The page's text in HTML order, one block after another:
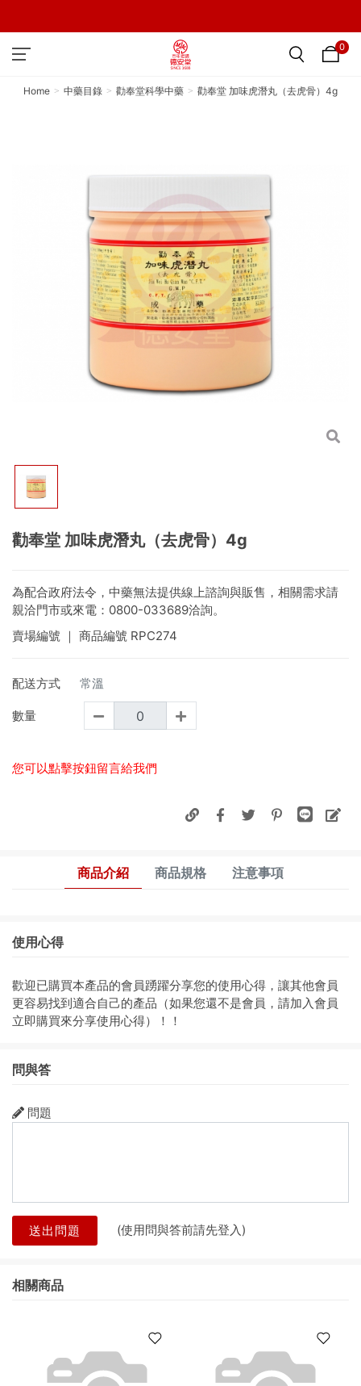
0
Home 中藥目錄 勸奉堂科學中藥 勸奉堂 加味虎潛丸（去虎骨）4g
勸奉堂 加味虎潛丸（去虎骨）4g
為配合政府法令，中藥無法提供線上諮詢與販售，相關需求請
親洽門市或來電：0800-033689洽詢。
賣場編號 ｜ 商品編號 RPC274
配送方式 常溫
數量
您可以點擊按鈕留言給我們
商品介紹 商品規格 注意事項
使用心得
歡迎已購買本產品的會員踴躍分享您的使用心得，讓其他會員
更容易找到適合自己的產品（如果您還不是會員，請加入會員
立即購買來分享使用心得）！！
問與答
問題
送出問題 (使用問與答前請先登入)
相關商品